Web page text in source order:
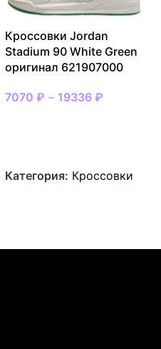
Кроссовки Jordan
Stadium 90 White Green
оригинал 621907000
7070 ₽ – 19336 ₽
Категория: Кроссовки